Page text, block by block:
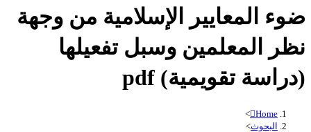
ضوء المعايير الإسلامية من وجهة
نظر المعلمين وسبل تفعيلها
(دراسة تقويمية) pdf
Home
>
البحوث>